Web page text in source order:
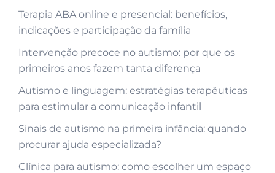
Terapia ABA online e presencial: benefícios,
indicações e participação da família
Intervenção precoce no autismo: por que os
primeiros anos fazem tanta diferença
Autismo e linguagem: estratégias terapêuticas
para estimular a comunicação infantil
Sinais de autismo na primeira infância: quando
procurar ajuda especializada?
Clínica para autismo: como escolher um espaço